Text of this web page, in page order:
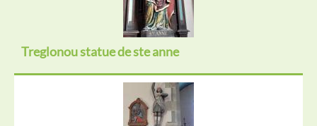
Treglonou statue de ste anne